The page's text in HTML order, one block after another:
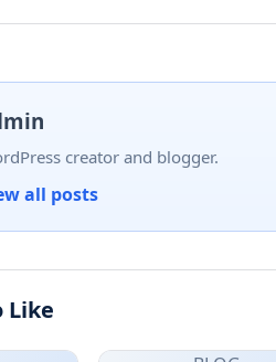
creator and blogger.
all posts
Like